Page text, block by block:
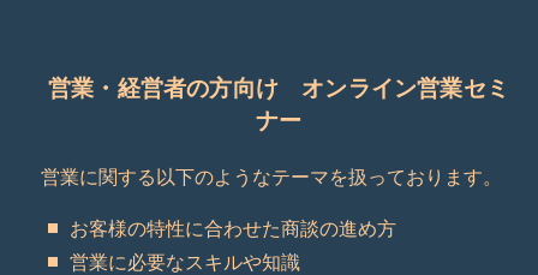
営業・経営者の方向け オンライン営業セミ
ナー
営業に関する以下のようなテーマを扱っております。
お客様の特性に合わせた商談の進め方
営業に必要なスキルや知識